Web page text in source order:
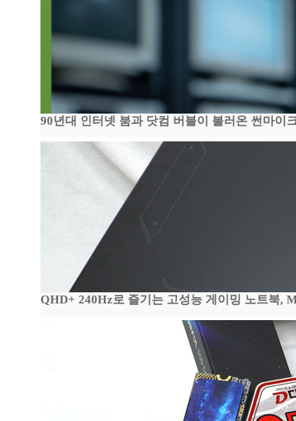
90년대 인터넷 붐과 닷컴 버블이 불러온 썬마이
QHD+ 240Hz로 즐기는 고성능 게이밍 노트북,